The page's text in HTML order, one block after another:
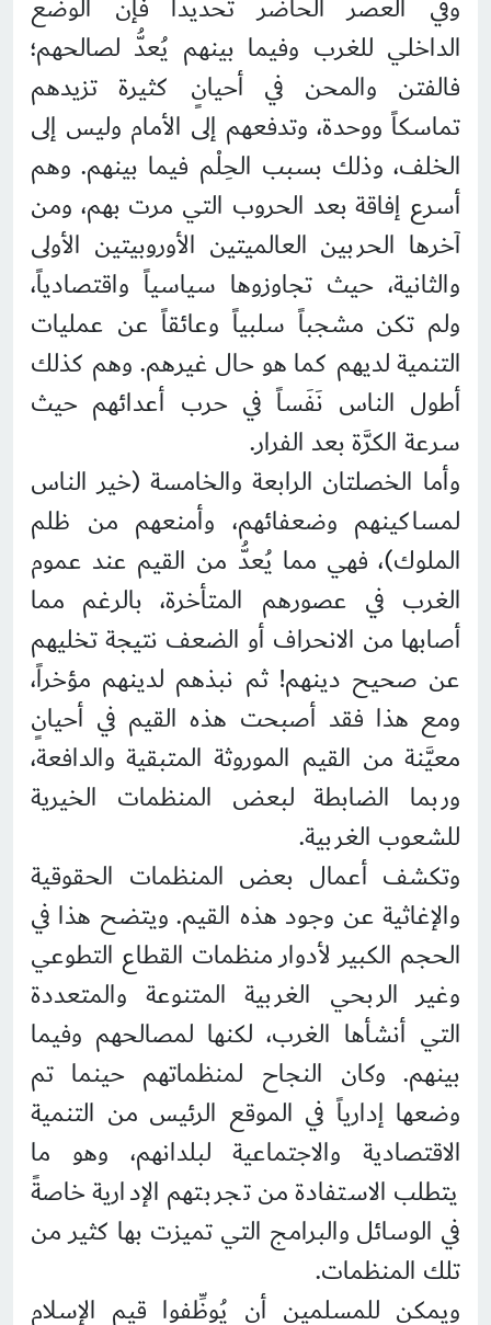
الداخلي للغرب وفيما بينهم يُعدُّ لصالحهم؛
فالفتن والمحن في أحيانٍ كثيرة تزيدهم
تماسكاً ووحدة، وتدفعهم إلى الأمام وليس إلى
الخلف، وذلك بسبب الحِلْم فيما بينهم. وهم
أسرع إفاقة بعد الحروب التي مرت بهم، ومن
آخرها الحربين العالميتين الأوروبيتين الأولى
والثانية، حيث تجاوزوها سياسياً واقتصادياً،
ولم تكن مشجباً سلبياً وعائقاً عن عمليات
التنمية لديهم كما هو حال غيرهم. وهم كذلك
أطول الناس نَفَساً في حرب أعدائهم حيث
سرعة الكرَّة بعد الفرار.
وأما الخصلتان الرابعة والخامسة (خير الناس
لمساكينهم وضعفائهم، وأمنعهم من ظلم
الملوك)، فهي مما يُعدُّ من القيم عند عموم
الغرب في عصورهم المتأخرة، بالرغم مما
أصابها من الانحراف أو الضعف نتيجة تخليهم
عن صحيح دينهم! ثم نبذهم لدينهم مؤخراً،
ومع هذا فقد أصبحت هذه القيم في أحيانٍ
معيَّنة من القيم الموروثة المتبقية والدافعة،
وربما الضابطة لبعض المنظمات الخيرية
للشعوب الغربية.
وتكشف أعمال بعض المنظمات الحقوقية
والإغاثية عن وجود هذه القيم. ويتضح هذا في
الحجم الكبير لأدوار منظمات القطاع التطوعي
وغير الربحي الغربية المتنوعة والمتعددة
التي أنشأها الغرب، لكنها لمصالحهم وفيما
بينهم. وكان النجاح لمنظماتهم حينما تم
وضعها إدارياً في الموقع الرئيس من التنمية
الاقتصادية والاجتماعية لبلدانهم، وهو ما
يتطلب الاستفادة من تجربتهم الإدارية خاصةً
في الوسائل والبرامج التي تميزت بها كثير من
تلك المنظمات.
ويمكن للمسلمين أن يُوظِّفوا قيم الإسلام